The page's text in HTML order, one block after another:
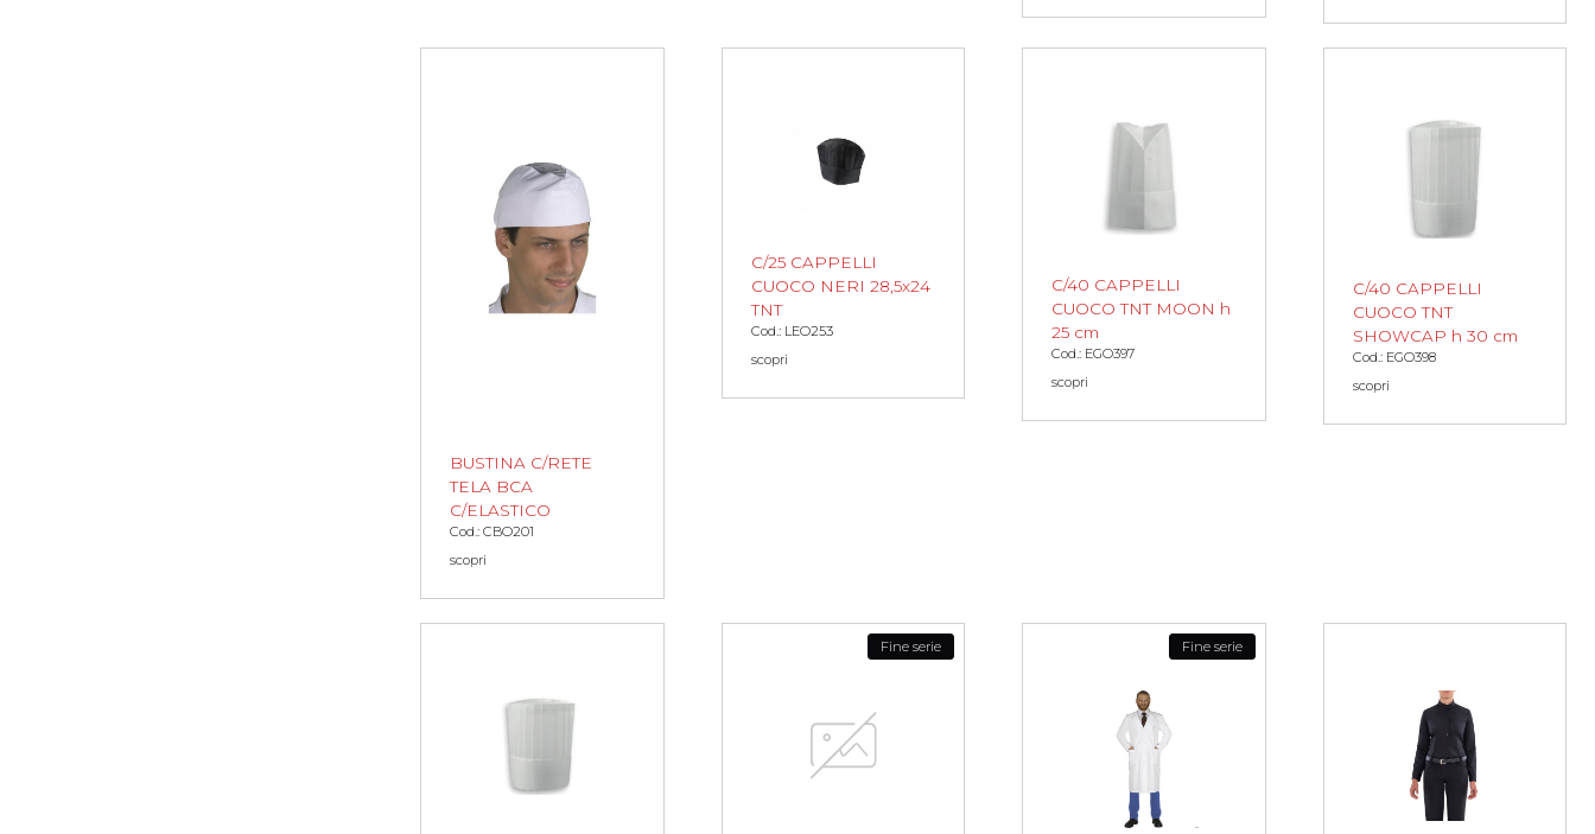
BUSTINA C/RETE
TELA BCA
C/ELASTICO
Cod.: CBO201
scopri
C/25 CAPPELLI
CUOCO NERI 28,5x24
TNT
Cod.: LEO253
scopri
C/40 CAPPELLI
CUOCO TNT MOON h
25 cm
Cod.: EGO397
scopri
C/40 CAPPELLI
CUOCO TNT
SHOWCAP h 30 cm
Cod.: EGO398
scopri
Fine serie Fine serie